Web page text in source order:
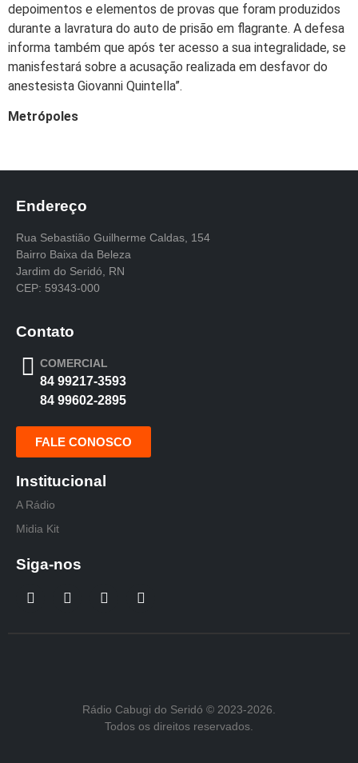
depoimentos e elementos de provas que foram produzidos
durante a lavratura do auto de prisão em flagrante. A defesa
informa também que após ter acesso a sua integralidade, se
manisfestará sobre a acusação realizada em desfavor do
anestesista Giovanni Quintella”.
Metrópoles
Endereço
Rua Sebastião Guilherme Caldas, 154
Bairro Baixa da Beleza
Jardim do Seridó, RN
CEP: 59343-000
Contato
COMERCIAL
84 99217-3593
84 99602-2895
FALE CONOSCO
Institucional
A Rádio
Midia Kit
Siga-nos
Rádio Cabugi do Seridó © 2023-2026.
Todos os direitos reservados.